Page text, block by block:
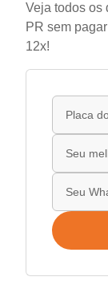
Veja todos os
PR sem
12x!